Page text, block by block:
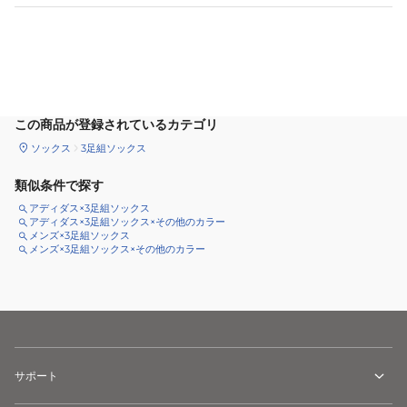
この商品が登録されているカテゴリ
ソックス 3足組ソックス
類似条件で探す
アディダス×3足組ソックス
アディダス×3足組ソックス×その他のカラー
メンズ×3足組ソックス
メンズ×3足組ソックス×その他のカラー
サポート